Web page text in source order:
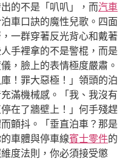
的不是「叭叭」，而汽車
車口訣的魔性兒歌。四面
一群穿著反光背心和戴著
手裡拿的不是警棍，而是
，臉上的表情極度嚴肅。
！罪大惡極！」領頭的泊
滿機械感。「我、我沒有
停在了牆壁上！」何手殘趕
顫抖。「垂直泊車？那是
車體與停車線賓士零件的
度法則，你必須接受懲